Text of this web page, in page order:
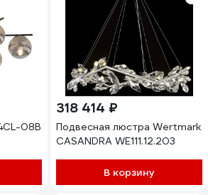
08B
318 414 ₽
Подвесная люстра Wertmark
CASANDRA WE111.12.203
В корзину